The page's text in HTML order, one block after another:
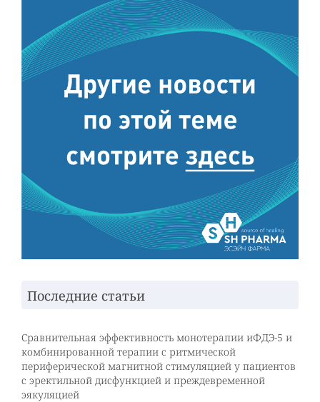
Последние статьи
Сравнительная эффективность монотерапии иФДЭ-5 и
комбинированной терапии с ритмической
периферической магнитной стимуляцией у пациентов
с эректильной дисфункцией и преждевременной
эякуляцией